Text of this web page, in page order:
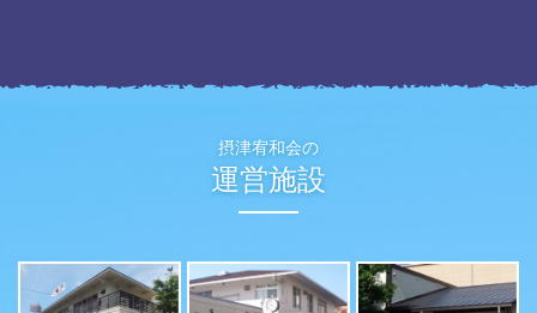
摂津宥和会の
運営施設